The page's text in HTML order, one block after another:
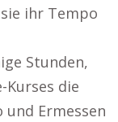
ihr Tempo
Stunden,
Kurses die
Ermessen